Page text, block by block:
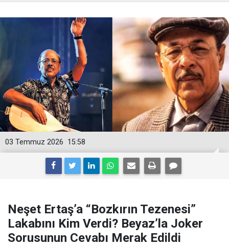
15:58
03 Temmuz 2026
Neşet Ertaş’a “Bozkırın Tezenesi”
Lakabını Kim Verdi? Beyaz’la Joker
Sorusunun Cevabı Merak Edildi